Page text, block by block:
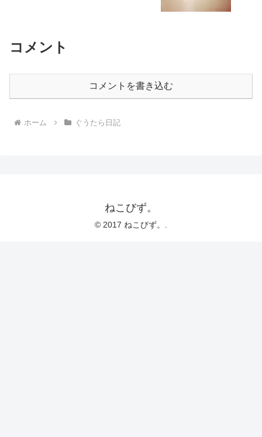
コメント
コメントを書き込む
ホーム ぐうたら日記
ねこびず。
© 2017 ねこびず。.